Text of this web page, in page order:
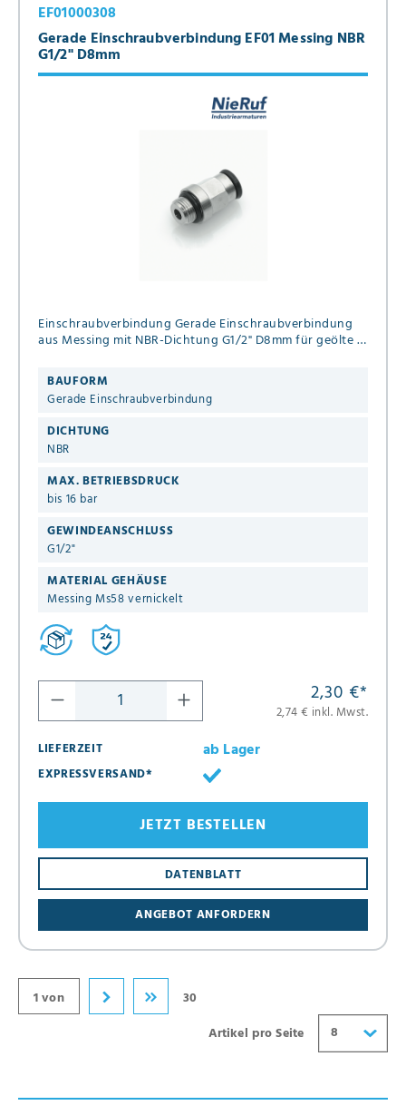
Gerade Einschraubverbindung EF01 Messing NBR
G1/2" D8mm
EF01000308
Einschraubverbindung Gerade Einschraubverbindung
aus Messing mit NBR-Dichtung G1/2" D8mm für geölte &
BAUFORM
Gerade Einschraubverbindung
DICHTUNG
NBR
MAX. BETRIEBSDRUCK
bis 16 bar
GEWINDEANSCHLUSS
G1/2"
MATERIAL GEHÄUSE
Messing Ms58 vernickelt
2,30 €*
2,74 € inkl. Mwst.
LIEFERZEIT
ab Lager
EXPRESSVERSAND*
ANGEBOT ANFORDERN
DATENBLATT
JETZT BESTELLEN
1 von
30
Artikel pro Seite
8
8
16